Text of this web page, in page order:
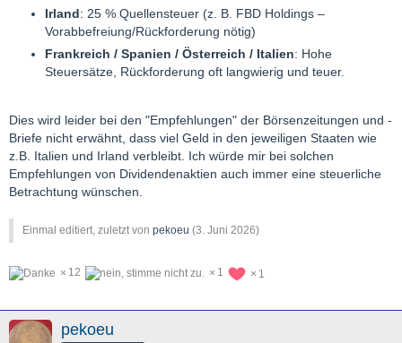
Irland: 25 % Quellensteuer (z. B. FBD Holdings –
Vorabbefreiung/Rückforderung nötig)
Frankreich / Spanien / Österreich / Italien: Hohe
Steuersätze, Rückforderung oft langwierig und teuer.
Dies wird leider bei den "Empfehlungen" der Börsenzeitungen und -
Briefe nicht erwähnt, dass viel Geld in den jeweiligen Staaten wie
z.B. Italien und Irland verbleibt. Ich würde mir bei solchen
Empfehlungen von Dividendenaktien auch immer eine steuerliche
Betrachtung wünschen.
Einmal editiert, zuletzt von pekoeu (3. Juni 2026)
12 1 1
pekoeu